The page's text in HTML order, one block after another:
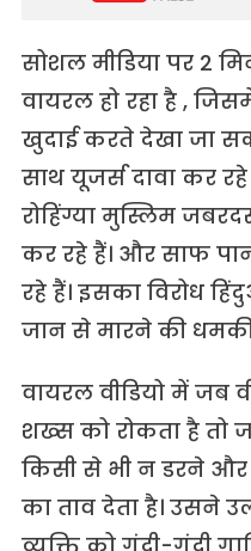
सोशल मीडिया पर 2
वायरल हो रहा है ,
खुदाई करते देखा जा
साथ यूजर्स दावा कर
रोहिंग्या मुस्लिम
कर रहे हैं। और साफ
रहे हैं। इसका विरोध
जान से मारने की धमकी
वायरल वीडियो में जब
शख्स को रोकता है तो
किसी से भी न डरने
का ताव देता है। उसने